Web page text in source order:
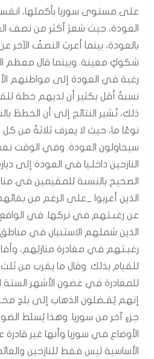
على مستوى سوريا بأكملها،
العودة، حيث شعرَ أكثر من نصف
بالعودة، بينما أعربَ النصفُ الآخر
شكوكٍ معينة. وبينما قال معظم
رغبة في العودة إلى مواطنهم
نسبةٌ أقل بكثير أن لديهم خطة
ذلك، تُشير النتائج إلى أن الخططَ
نوعًا ما، حيث لا يعرف ثلاثةٌ من
سيحاولون العودة. وفي الوقت
النازحين داخلـيا في العودة إلى
الصحيح بالنسبة للمقيمين في
الذين أعربوا _على الرغم من
الذين شملهم الاستبيان في
للقيام بذلك. وقال ما يقرب من
للمغادرة في غضون الأشهر الستة
إنهم يُفـضلون الذهاب إلى بلدٍ
جزءٍ آخر من سوريا. وهذا يُسلط
الأوضاع في سوريا وأنها غير
الأساسية ليس فقط للنازحين